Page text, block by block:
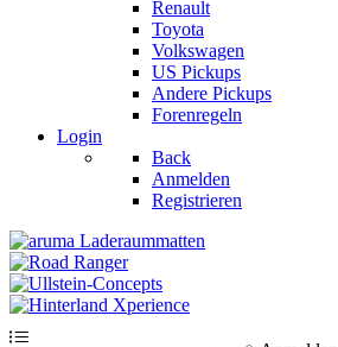
Renault
Toyota
Volkswagen
US Pickups
Andere Pickups
Forenregeln
Login
Back
Anmelden
Registrieren